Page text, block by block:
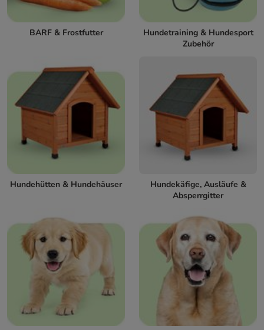
BARF & Frostfutter
Hundetraining & Hundesport
Zubehör
Hundehütten & Hundehäuser
Hundekäfige, Ausläufe &
Absperrgitter